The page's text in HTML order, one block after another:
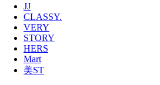
JJ
CLASSY.
VERY
STORY
HERS
Mart
美ST